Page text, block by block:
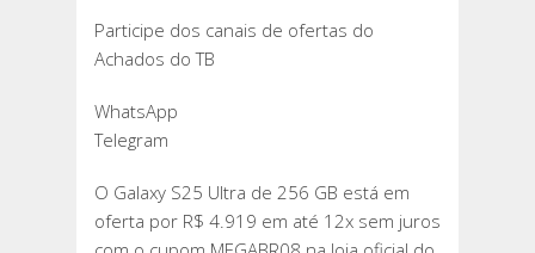
Participe dos canais de ofertas do
Achados do TB
WhatsApp
Telegram
O Galaxy S25 Ultra de 256 GB está em
oferta por R$ 4.919 em até 12x sem juros